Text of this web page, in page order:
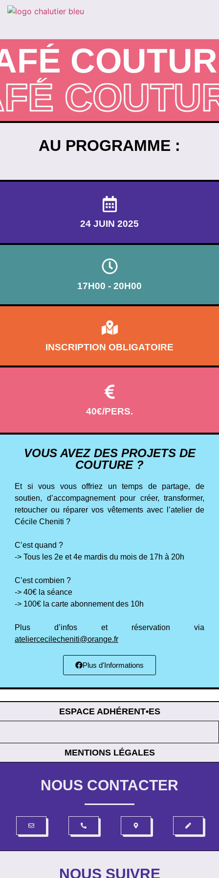
AU PROGRAMME :
VOUS AVEZ DES PROJETS DE
COUTURE ?
Et si vous vous offriez un temps de partage, de
soutien, d’accompagnement pour créer, transformer,
retoucher ou réparer vos vêtements avec l’atelier de
Cécile Cheniti ?
C’est quand ?
-> Tous les 2e et 4e mardis du mois de 17h à 20h
C’est combien ?
-> 40€ la séance
-> 100€ la carte abonnement des 10h
Plus d’infos et réservation via
ateliercecilecheniti@orange.fr
Plus d'Informations
24 JUIN 2025
17H00 - 20H00
INSCRIPTION OBLIGATOIRE
40€/PERS.
ESPACE ADHÉRENT•ES
MENTIONS LÉGALES
NOUS CONTACTER
NOUS SUIVRE